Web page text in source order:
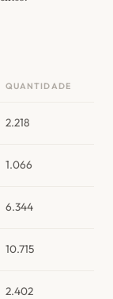
QUANTIDADE
2.218
1.066
6.344
10.715
2.402